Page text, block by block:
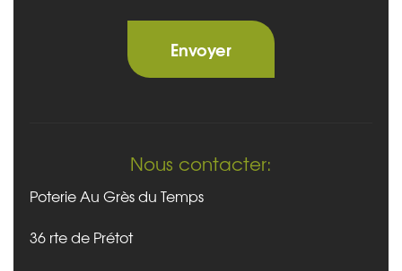
Nous contacter:
Poterie Au Grès du Temps
36 rte de Prétot